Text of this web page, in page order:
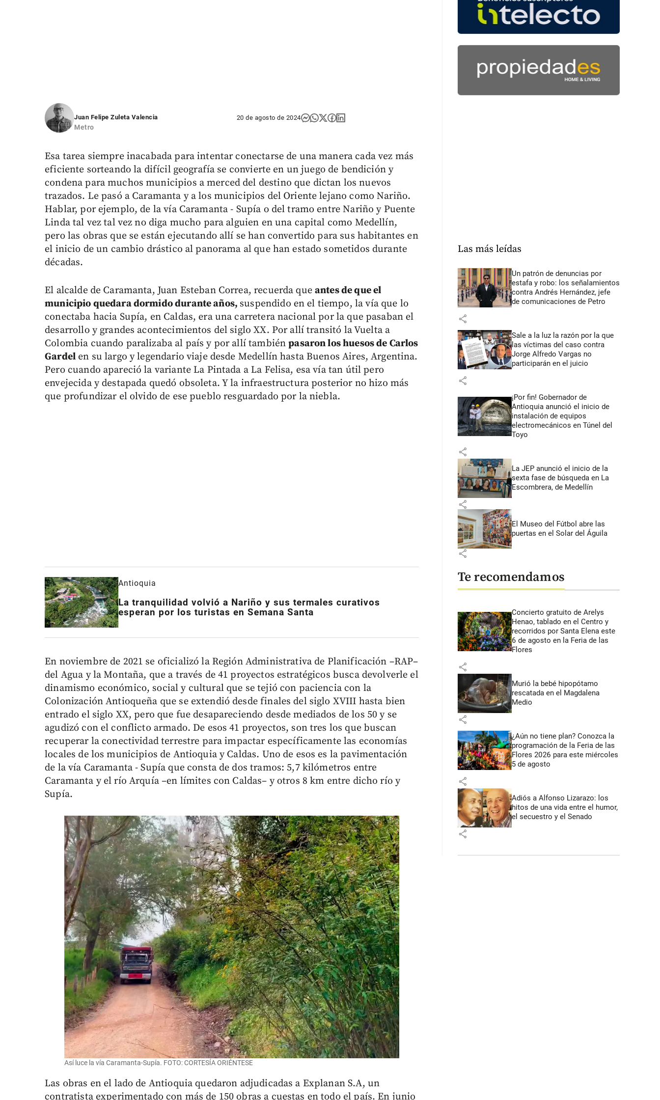
Juan Felipe Zuleta Valencia
Metro
20 de agosto de 2024
Esa tarea siempre inacabada para intentar conectarse de una manera cada vez más
eficiente sorteando la difícil geografía se convierte en un juego de bendición y
condena para muchos municipios a merced del destino que dictan los nuevos
trazados. Le pasó a Caramanta y a los municipios del Oriente lejano como Nariño.
Hablar, por ejemplo, de la vía Caramanta - Supía o del tramo entre Nariño y Puente
Linda tal vez tal vez no diga mucho para alguien en una capital como Medellín,
pero las obras que se están ejecutando allí se han convertido para sus habitantes en
el inicio de un cambio drástico al panorama al que han estado sometidos durante
décadas.
El alcalde de Caramanta, Juan Esteban Correa, recuerda queantes de que el
municipio quedara dormido durante años, suspendido en el tiempo, la vía que lo
conectaba hacia Supía, en Caldas, era una carretera nacional por la que pasaban el
desarrollo y grandes acontecimientos del siglo XX. Por allí transitó la Vuelta a
Colombia cuando paralizaba al país y por allí tambiénpasaron los huesos de Carlos
Gardel en su largo y legendario viaje desde Medellín hasta Buenos Aires, Argentina.
Pero cuando apareció la variante La Pintada a La Felisa, esa vía tan útil pero
envejecida y destapada quedó obsoleta. Y la infraestructura posterior no hizo más
que profundizar el olvido de ese pueblo resguardado por la niebla.
Antioquia
La tranquilidad volvió a Nariño y sus termales curativos
esperan por los turistas en Semana Santa
En noviembre de 2021 se oficializó la Región Administrativa de Planificación –RAP–
del Agua y la Montaña, que a través de 41 proyectos estratégicos busca devolverle el
dinamismo económico, social y cultural que se tejió con paciencia con la
Colonización Antioqueña que se extendió desde finales del siglo XVIII hasta bien
entrado el siglo XX, pero que fue desapareciendo desde mediados de los 50 y se
agudizó con el conflicto armado. De esos 41 proyectos, son tres los que buscan
recuperar la conectividad terrestre para impactar específicamente las economías
locales de los municipios de Antioquia y Caldas. Uno de esos es la pavimentación
de la vía Caramanta - Supía que consta de dos tramos: 5,7 kilómetros entre
Caramanta y el río Arquía –en límites con Caldas– y otros 8 km entre dicho río y
Supía.
Así luce la vía Caramanta-Supía. FOTO: CORTESÍA ORIÉNTESE
Las obras en el lado de Antioquia quedaron adjudicadas a Explanan S.A, un
contratista experimentado con más de 150 obras a cuestas en todo el país. En junio
Las más leídas
Un patrón de denuncias por
estafa y robo: los señalamientos
contra Andrés Hernández, jefe
de comunicaciones de Petro
share
Sale a la luz la razón por la que
las víctimas del caso contra
Jorge Alfredo Vargas no
participarán en el juicio
share
¡Por fin! Gobernador de
Antioquia anunció el inicio de
instalación de equipos
electromecánicos en Túnel del
Toyo
share
La JEP anunció el inicio de la
sexta fase de búsqueda en La
Escombrera, de Medellín
share
El Museo del Fútbol abre las
puertas en el Solar del Águila
share
Te recomendamos
Concierto gratuito de Arelys
Henao, tablado en el Centro y
recorridos por Santa Elena este
6 de agosto en la Feria de las
Flores
share
Murió la bebé hipopótamo
rescatada en el Magdalena
Medio
share
¿Aún no tiene plan? Conozca la
programación de la Feria de las
Flores 2026 para este miércoles
5 de agosto
share
Adiós a Alfonso Lizarazo: los
hitos de una vida entre el humor,
el secuestro y el Senado
share